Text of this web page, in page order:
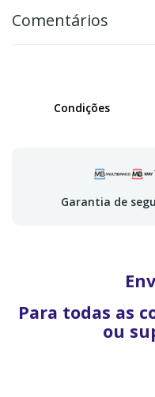
Comentários
Condições
Garantia de
Para todas as
ou